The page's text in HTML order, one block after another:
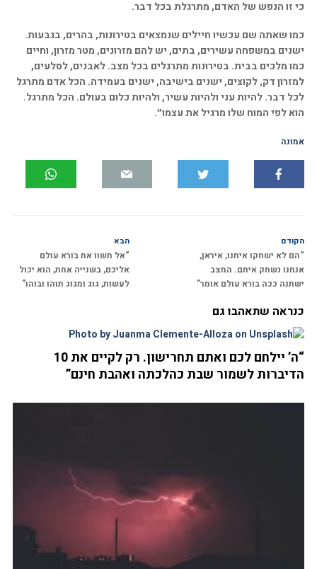
כי זו הנפש של האדם, מתרגלת בכל דבר.
כמו שאתה שם עכשיו חיילים שנמצאים בטירונות, בהרים, בגבעות.
ישנים במשפחה עשירים, בתים, יש להם מזרונים, מטר מזרון, וחיים
כמו מלכים בבית. בטירונות מתרגלים בכל מצב. לאבנים, לסלעים,
למזרון דק, לקוצים, ישנים בישיבה, ישנים בעמידה. הכל אדם מתרגל
לכל דבר. להיות עני ולהיות עשיר, ולהיות כלום בעולם. הכל מתרגל.
הוא לפי המוח שלו מרגיל את עצמו״.
אמונה
הקודם
“הם לא ישחקו איתנו, איראן,
אנחנו נשחק איתם. המצב
ישתנה ככה בורא עולם אומר”
הבא
“אל תשוו את בורא עולם
אליכם, בשנייה אחת, הוא יכול
לעשות, גוג ומגוג תוהו ובוהו”
כנראה שתאהבו גם
“ה’ יילחם לכם ואתם תחרישון. רק לקיים את 10
הדיברות לשמור שבת כהלכתה ואהבת חינם”